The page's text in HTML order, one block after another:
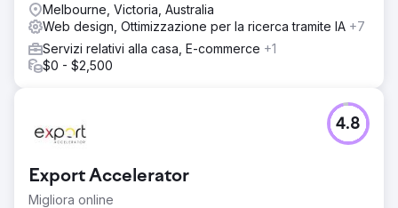
Melbourne, Victoria, Australia
Web design, Ottimizzazione per la ricerca tramite IA +7
Servizi relativi alla casa, E-commerce +1
$0 - $2,500
Export Accelerator
Migliora online
4.8